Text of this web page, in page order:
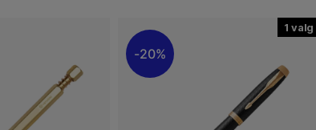
1
20%